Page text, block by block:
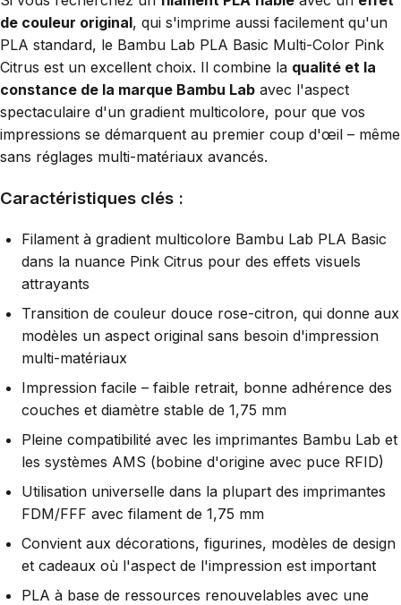
de couleur original, qui s'imprime aussi facilement qu'un
PLA standard, le Bambu Lab PLA Basic Multi-Color Pink
Citrus est un excellent choix. Il combine la qualité et la
constance de la marque Bambu Lab avec l'aspect
spectaculaire d'un gradient multicolore, pour que vos
impressions se démarquent au premier coup d'œil – même
sans réglages multi-matériaux avancés.
Caractéristiques clés :
Filament à gradient multicolore Bambu Lab PLA Basic
dans la nuance Pink Citrus pour des effets visuels
attrayants
Transition de couleur douce rose-citron, qui donne aux
modèles un aspect original sans besoin d'impression
multi-matériaux
Impression facile – faible retrait, bonne adhérence des
couches et diamètre stable de 1,75 mm
Pleine compatibilité avec les imprimantes Bambu Lab et
les systèmes AMS (bobine d'origine avec puce RFID)
Utilisation universelle dans la plupart des imprimantes
FDM/FFF avec filament de 1,75 mm
Convient aux décorations, figurines, modèles de design
et cadeaux où l'aspect de l'impression est important
PLA à base de ressources renouvelables avec une